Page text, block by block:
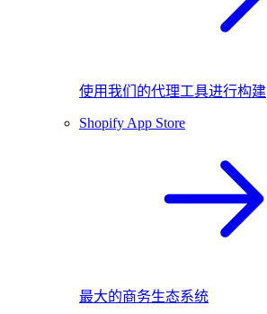
使用我们的代理工具进行构建
Shopify App Store
最大的商务生态系统